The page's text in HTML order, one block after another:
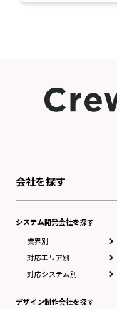
会社を探す
システム開発会社を探す
業界別
対応エリア別
対応システム別
デザイン制作会社を探す